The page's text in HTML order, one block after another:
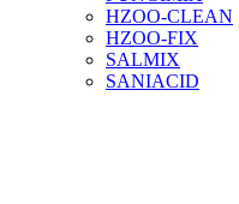
HZOO-CLEAN
HZOO-FIX
SALMIX
SANIACID